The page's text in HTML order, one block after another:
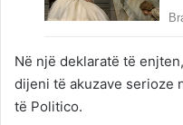
Në një deklaratë të
dijeni të akuzave serioze
të Politico.